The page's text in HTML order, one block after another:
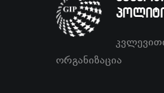
ორგანიზაცია